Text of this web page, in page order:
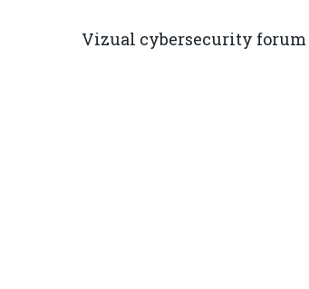
Vizual cybersecurity